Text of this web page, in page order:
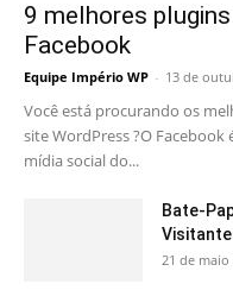
9 melhores
Facebook
Equipe Império WP - 13 de
Você está procurando os
site WordPress ?O
mídia social do...
Bate-
21 de maio